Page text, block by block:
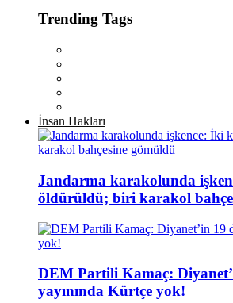
Trending Tags
İnsan Hakları
Jandarma karakolunda
öldürüldü; biri karakol
DEM Partili Kamaç:
yayınında Kürtçe yok!